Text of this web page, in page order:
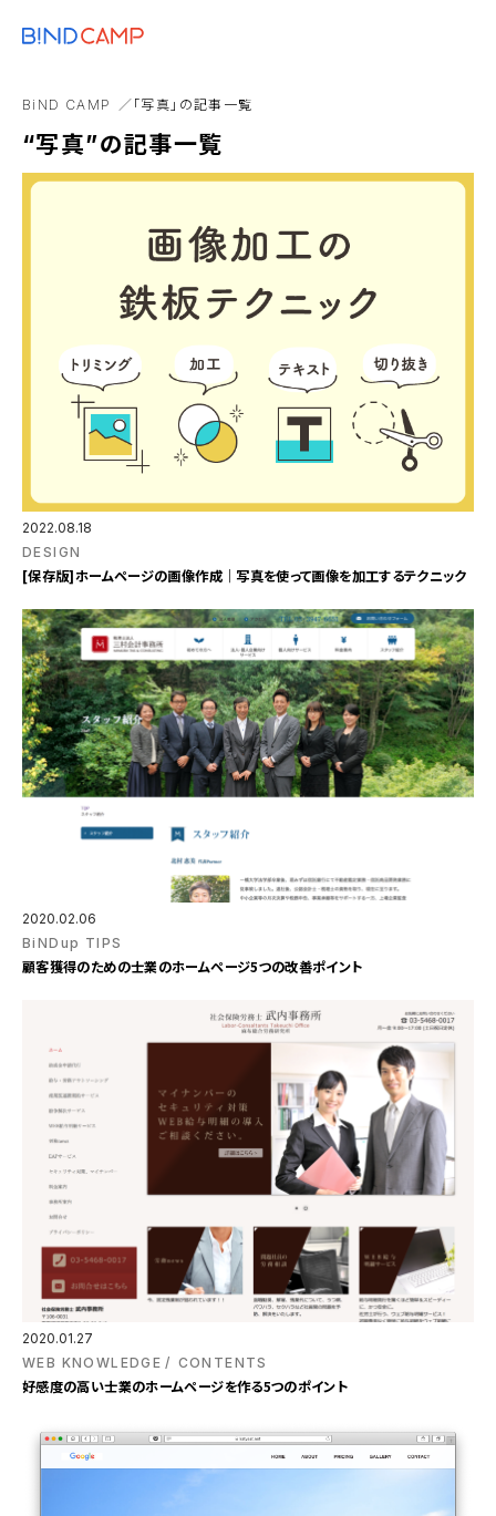
Webアプリ
Web制作事業者
BiND CAMP 「写真」の記事一覧
“写真”の記事一覧
2022.08.18
DESIGN
[保存版]ホームページの画像作成｜写真を使って画像を加工するテクニック
2020.02.06
BiNDup TIPS
顧客獲得のための士業のホームページ5つの改善ポイント
2020.01.27
WEB KNOWLEDGE
CONTENTS
好感度の高い士業のホームページを作る5つのポイント